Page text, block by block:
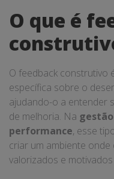
O que é
O feedback construtivo
específica sobre o
ajudando-o a entender
de melhoria. Na
performance, esse
criar um ambiente
valorizados e